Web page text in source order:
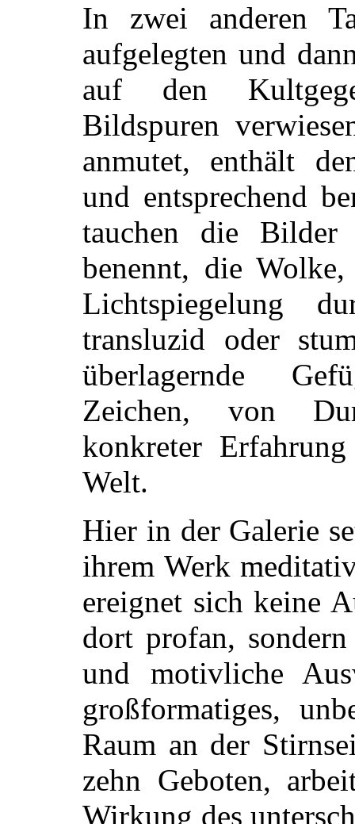
In zwei anderen
aufgelegten und
auf den
Bildspuren
anmutet, enthält
und entsprechend
tauchen die
benennt, die
Lichtspiegelung
transluzid oder
überlagernde
Zeichen, von
konkreter
Welt.
Hier in der Galerie
ihrem Werk
ereignet sich keine
dort profan,
und motivliche
großformatiges,
Raum an der
zehn Geboten,
Wirkung des